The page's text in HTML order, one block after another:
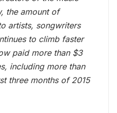
the amount of
artists, songwriters
to climb faster
paid more than $3
including more than
three months of 2015